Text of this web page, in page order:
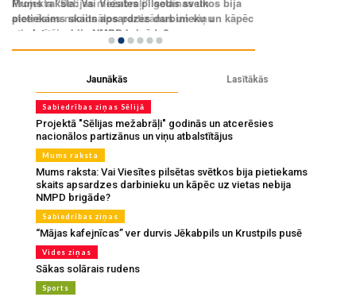
Jaunākās Lasītākās
Sabiedrības ziņas Sēlijā
Projektā "Sēlijas mežabrāļi" godinās un atcerēsies
nacionālos partizānus un viņu atbalstītājus
Mums raksta
Mums raksta: Vai Viesītes pilsētas svētkos bija pietiekams
skaits apsardzes darbinieku un kāpēc uz vietas nebija
NMPD brigāde?
Sabiedrības ziņas
“Mājas kafejnīcas” ver durvis Jēkabpils un Krustpils pusē
Vides ziņas
Sākas solārais rudens
Sports